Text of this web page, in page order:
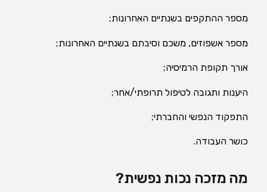
מספר ההתקפים בשנתיים האחרונות;
מספר אשפוזים, משכם וסיבתם בשנתיים האחרונות;
אורך תקופת הרמיסיה;
היענות ותגובה לטיפול תרופתי/אחר;
התפקוד הנפשי והחברתי;
כושר העבודה.
מה מזכה נכות נפשית?